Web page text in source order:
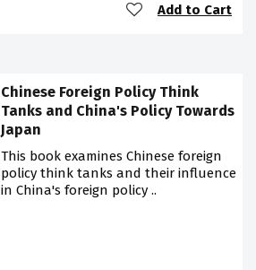
Add to Cart
Chinese Foreign Policy Think
Tanks and China's Policy Towards
Japan
This book examines Chinese foreign
policy think tanks and their influence
in China's foreign policy ..